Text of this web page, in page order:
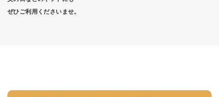
ぜひご利用くださいませ。